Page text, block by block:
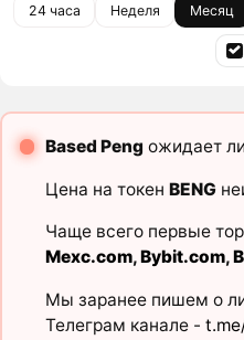
24 часа Неделя Месяц
Based Peng ожидает
Цена на токен BENG
Чаще всего первые
Mexc.com,Bybit.com,
Мы заранее пишем о
Телеграм канале -